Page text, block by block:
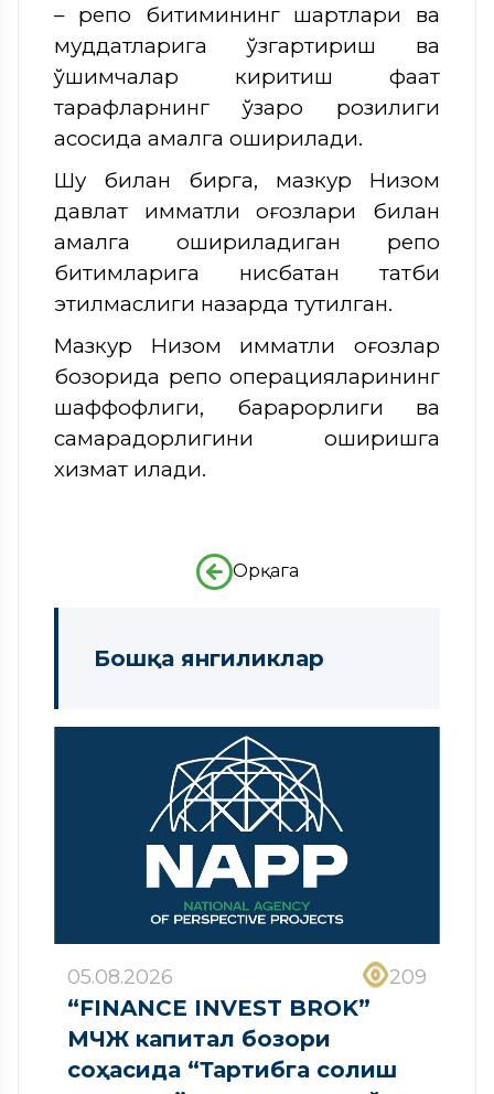
– репо битимининг шартлари ва
муддатларига ўзгартириш ва
қўшимчалар киритиш фақат
тарафларнинг ўзаро розилиги
асосида амалга оширилади.
Шу билан бирга, мазкур Низом
давлат қимматли қоғозлари билан
амалга ошириладиган репо
битимларига нисбатан татбиқ
этилмаслиги назарда тутилган.
Мазкур Низом қимматли қоғозлар
бозорида репо операцияларининг
шаффофлиги, барқарорлиги ва
самарадорлигини оширишга
хизмат қилади.
Орқага
Бошқа янгиликлар
05.08.2026 209
“FINANCE INVEST BROK”
МЧЖ капитал бозори
соҳасида “Тартибга солиш